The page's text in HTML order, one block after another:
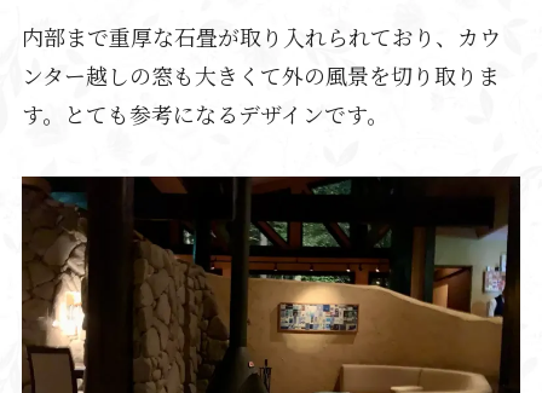
内部まで重厚な石畳が取り入れられており、カウ
ンター越しの窓も大きくて外の風景を切り取りま
す。とても参考になるデザインです。